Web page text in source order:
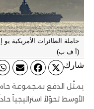
حاملة الطائرات الأمريكية
(أ ف ب)
ﺷﺎرك
يمثّل الدفع بمجموعة
الأوسط تحوّلاً استراتيجياً